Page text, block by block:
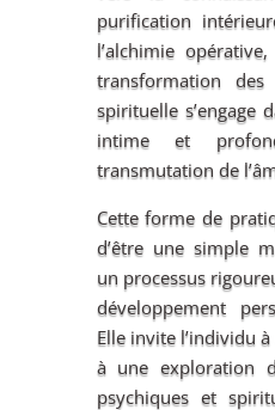
purification
l’alchimie
transformation des
spirituelle s’engage
intime et
transmutation de
Cette forme de
d’être une simple
un processus
développement
Elle invite l’individu
à une exploration
psychiques et